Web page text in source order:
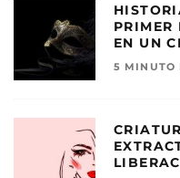
PRIMER
EN UN
5 MINUTO